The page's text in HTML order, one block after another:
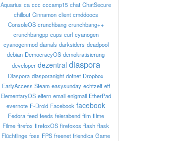
Aquarius ca ccc cccamp15 chat ChatSecure
chillout Cinnamon client cmddoocs
ConsoleOS crunchbang crunchbang++
crunchbangpp cups curl cyanogen
cyanogenmod damals darksiders deadpool
debian DemocracyOS demokratisierung
developer dezentral diaspora
Diaspora diasporanight dotnet Dropbox
EarlyAccess Steam easysunday echtzeit eff
ElementaryOS eltern email enigmail EtherPad
evernote F-Droid Facebook facebook
Fedora feed feeds feierabend film filme
Filme firefox firefoxOS firefoxos flash flask
Flüchtlinge foss FPS freenet friendica Game